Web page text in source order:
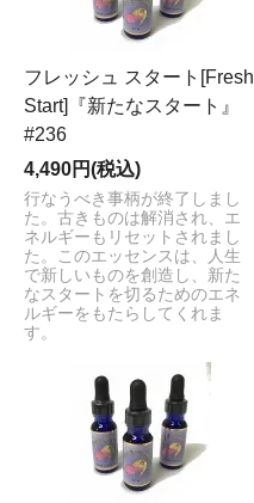
フレッシュ スタート[Fresh
Start]『新たなスタート』
#236
4,490円(税込)
行なうべき事柄が終了しまし
た。古きものは解消され、エ
ネルギーもリセットされまし
た。このエッセンスは、人生
で新しいものを創造し、新た
なスタートを切るためのエネ
ルギーをもたらしてくれま
す。